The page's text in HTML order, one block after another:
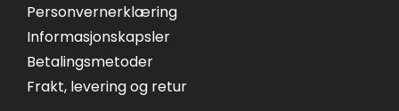
Personvernerklæring
Informasjonskapsler
Betalingsmetoder
Frakt, levering og retur